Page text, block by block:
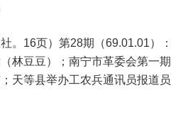
。16页）第28期（69.01.01）：
林豆豆）；南宁市革委会第一期
天等县举办工农兵通讯员报道员